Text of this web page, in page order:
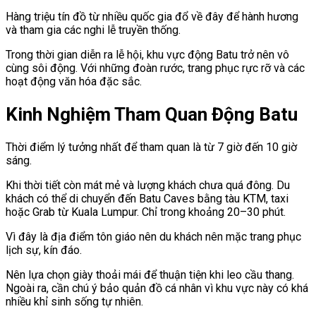
Hàng triệu tín đồ từ nhiều quốc gia đổ về đây để hành hương
và tham gia các nghi lễ truyền thống.
Trong thời gian diễn ra lễ hội, khu vực động Batu trở nên vô
cùng sôi động. Với những đoàn rước, trang phục rực rỡ và các
hoạt động văn hóa đặc sắc.
Kinh Nghiệm Tham Quan Động Batu
Thời điểm lý tưởng nhất để tham quan là từ 7 giờ đến 10 giờ
sáng.
Khi thời tiết còn mát mẻ và lượng khách chưa quá đông. Du
khách có thể di chuyển đến Batu Caves bằng tàu KTM, taxi
hoặc Grab từ Kuala Lumpur. Chỉ trong khoảng 20–30 phút.
Vì đây là địa điểm tôn giáo nên du khách nên mặc trang phục
lịch sự, kín đáo.
Nên lựa chọn giày thoải mái để thuận tiện khi leo cầu thang.
Ngoài ra, cần chú ý bảo quản đồ cá nhân vì khu vực này có khá
nhiều khỉ sinh sống tự nhiên.